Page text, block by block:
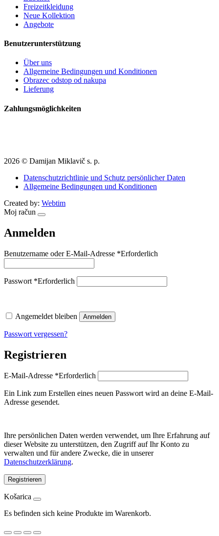
Freizeitkleidung
Neue Kollektion
Angebote
Benutzerunterstützung
Über uns
Allgemeine Bedingungen und Konditionen
Obrazec odstop od nakupa
Lieferung
Zahlungsmöglichkeiten
2026 © Damijan Miklavič s. p.
Datenschutzrichtlinie und Schutz persönlicher Daten
Allgemeine Bedingungen und Konditionen
Created by: Webtim
Moj račun
Anmelden
Benutzername oder E-Mail-Adresse *Erforderlich
Passwort *Erforderlich
Angemeldet bleiben Anmelden
Passwort vergessen?
Registrieren
E-Mail-Adresse *Erforderlich
Ein Link zum Erstellen eines neuen Passwort wird an deine E-Mail-
Adresse gesendet.
Ihre persönlichen Daten werden verwendet, um Ihre Erfahrung auf
dieser Website zu unterstützen, den Zugriff auf Ihr Konto zu
verwalten und für andere Zwecke, die in unserer
Datenschutzerklärung.
Registrieren
Košarica
Es befinden sich keine Produkte im Warenkorb.